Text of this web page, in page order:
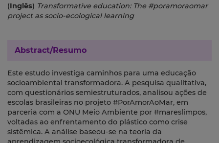
(Inglês) Transformative education: The #poramoraomar
project as socio-ecological learning
Abstract/Resumo
Este estudo investiga caminhos para uma educação
socioambiental transformadora. A pesquisa qualitativa,
com questionários semiestruturados, analisou ações de
escolas brasileiras no projeto #PorAmorAoMar, em
parceria com a ONU Meio Ambiente por #mareslimpos,
voltadas ao enfrentamento do plástico como crise
sistêmica. A análise baseou-se na teoria da